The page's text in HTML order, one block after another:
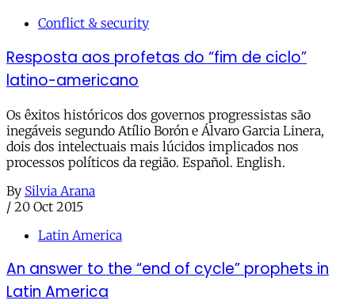
Conflict & security
Resposta aos profetas do “fim de ciclo”
latino-americano
Os êxitos históricos dos governos progressistas são
inegáveis segundo Atílio Borón e Álvaro Garcia Linera,
dois dos intelectuais mais lúcidos implicados nos
processos políticos da região. Español. English.
By Silvia Arana
/ 20 Oct 2015
Latin America
An answer to the “end of cycle” prophets in
Latin America